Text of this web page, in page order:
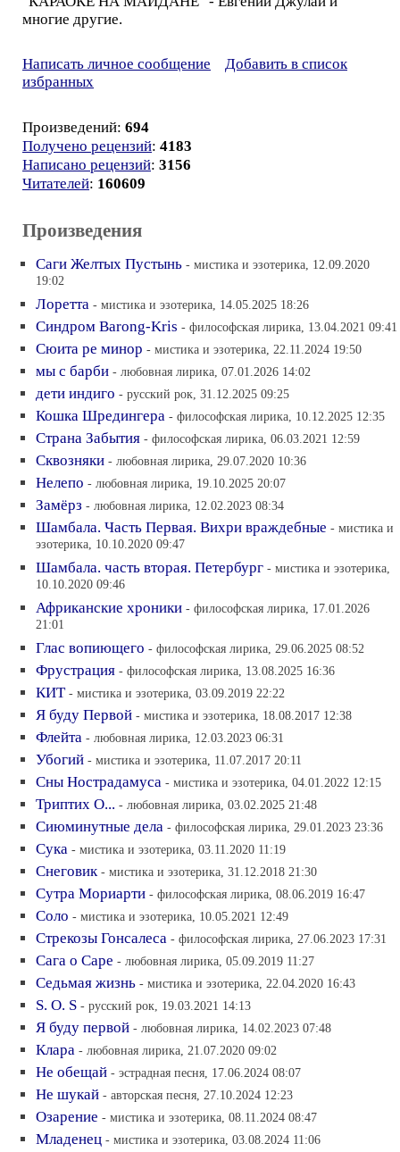
многие другие.
Написать личное сообщение
Добавить в список
избранных
Произведений: 694
Получено рецензий: 4183
Написано рецензий: 3156
Читателей: 160609
Произведения
Саги Желтых Пустынь - мистика и эзотерика, 12.09.2020
19:02
Лоретта - мистика и эзотерика, 14.05.2025 18:26
Синдром Barong-Kris - философская лирика, 13.04.2021 09:41
Сюита ре минор - мистика и эзотерика, 22.11.2024 19:50
мы с барби - любовная лирика, 07.01.2026 14:02
дети индиго - русский рок, 31.12.2025 09:25
Кошка Шредингера - философская лирика, 10.12.2025 12:35
Страна Забытия - философская лирика, 06.03.2021 12:59
Сквозняки - любовная лирика, 29.07.2020 10:36
Нелепо - любовная лирика, 19.10.2025 20:07
Замёрз - любовная лирика, 12.02.2023 08:34
Шамбала. Часть Первая. Вихри враждебные - мистика и
эзотерика, 10.10.2020 09:47
Шамбала. часть вторая. Петербург - мистика и эзотерика,
10.10.2020 09:46
Африканские хроники - философская лирика, 17.01.2026
21:01
Глас вопиющего - философская лирика, 29.06.2025 08:52
Фрустрация - философская лирика, 13.08.2025 16:36
КИТ - мистика и эзотерика, 03.09.2019 22:22
Я буду Первой - мистика и эзотерика, 18.08.2017 12:38
Флейта - любовная лирика, 12.03.2023 06:31
Убогий - мистика и эзотерика, 11.07.2017 20:11
Сны Нострадамуса - мистика и эзотерика, 04.01.2022 12:15
Триптих О... - любовная лирика, 03.02.2025 21:48
Сиюминутные дела - философская лирика, 29.01.2023 23:36
Сука - мистика и эзотерика, 03.11.2020 11:19
Снеговик - мистика и эзотерика, 31.12.2018 21:30
Сутра Мориарти - философская лирика, 08.06.2019 16:47
Соло - мистика и эзотерика, 10.05.2021 12:49
Стрекозы Гонсалеса - философская лирика, 27.06.2023 17:31
Сага о Саре - любовная лирика, 05.09.2019 11:27
Седьмая жизнь - мистика и эзотерика, 22.04.2020 16:43
S. O. S - русский рок, 19.03.2021 14:13
Я буду первой - любовная лирика, 14.02.2023 07:48
Клара - любовная лирика, 21.07.2020 09:02
Не обещай - эстрадная песня, 17.06.2024 08:07
Не шукай - авторская песня, 27.10.2024 12:23
Озарение - мистика и эзотерика, 08.11.2024 08:47
Младенец - мистика и эзотерика, 03.08.2024 11:06